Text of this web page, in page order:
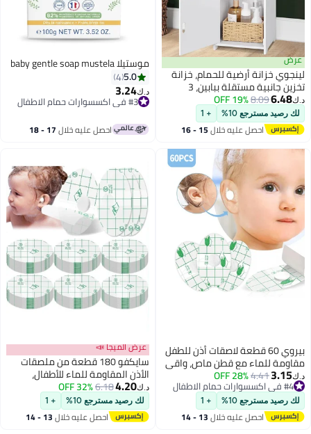
عرض
لينجوي خزانة أرضية للحمام، خزانة
تخزين جانبية مستقلة ببابين، 3
طبقات، خزانة متعددة الأغراض
للمنزل والمكتب
د.ك‏6.48
8.09
19% OFF
لك رصيد مسترجع 10% + 1
احصل عليه خلال 15 - 16
موستيلا baby gentle soap mustela
5.0
4
د.ك‏3.24
#3 في اكسسوارات حمام الاطفال
احصل عليه خلال 17 - 18
بيروي 60 قطعة لاصقات أذن للطفل
مقاومة للماء مع قطن ماص، واقي
أذن لحديثي الولادة للاستحمام
السباحة الاستحمام ركوب الأمواج
الغطس والرياضات المائية الأخرى
د.ك‏3.15
4.41
28% OFF
#4 في اكسسوارات حمام الاطفال
#4 في اكسسوارات حمام الاطفال
لك رصيد مسترجع 10% + 1
احصل عليه خلال 13 - 14
عرض الميجا 📣
سايكفو 180 قطعة من ملصقات
الأذن المقاومة للماء للأطفال،
أغطية أذن للسباحة والاستحمام،
واقيات أذن مع سدادات أذن للأطفال
حديثي الولادة، غطاء أذن للاستخدام
مرة واحدة للاستحمام وركوب
د.ك‏4.20
6.18
32% OFF
لك رصيد مسترجع 10% + 1
احصل عليه خلال 13 - 14